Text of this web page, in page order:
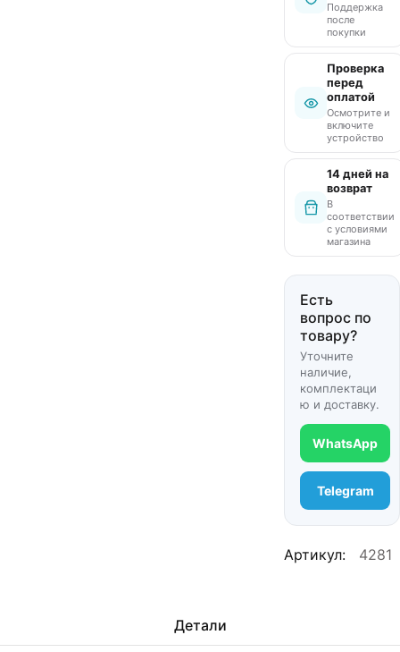
Поддержка
после
покупки
Проверка
перед
оплатой
Осмотрите и
включите
устройство
14 дней на
возврат
В
соответствии
с условиями
магазина
Есть
вопрос по
товару?
Уточните
наличие,
комплектаци
ю и доставку.
WhatsApp
Telegram
Артикул: 4281
Детали